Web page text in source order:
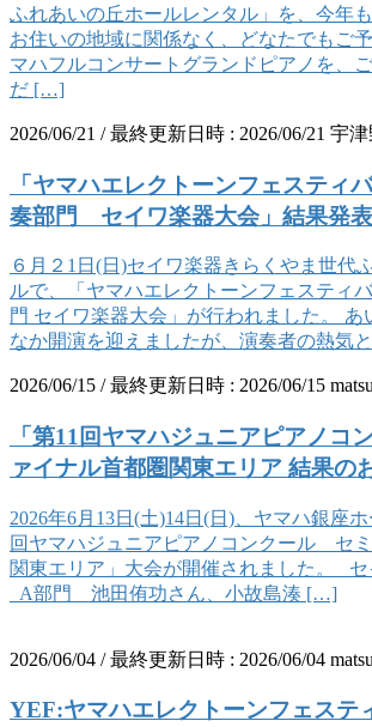
ふれあいの丘ホールレンタル」を、今年
お住いの地域に関係なく、どなたでもご
マハフルコンサートグランドピアノを、
だ […]
2026/06/21 / 最終更新日時 : 2026/06/21 宇
「ヤマハエレクトーンフェスティバル2026ソロ演
奏部門 セイワ楽器大会」結果発表
６月２1日(日)セイワ楽器きらくやま世代
ルで、「ヤマハエレクトーンフェスティ
門 セイワ楽器大会」が行われました。 あ
なか開演を迎えましたが、演奏者の熱気
2026/06/15 / 最終更新日時 : 2026/06/15
「第11回ヤマハジュニアピアノコンクール セミフ
ァイナル首都圏関東エリア 結果の
2026年6月13日(土)14日(日)、ヤマハ銀座
回ヤマハジュニアピアノコンクール セ
関東エリア」大会が開催されました。 セ
A部門 池田侑功さん、小故島湊 […]
2026/06/04 / 最終更新日時 : 2026/06/04
YEF:ヤマハエレクトーンフェスティバル2026 ソロ